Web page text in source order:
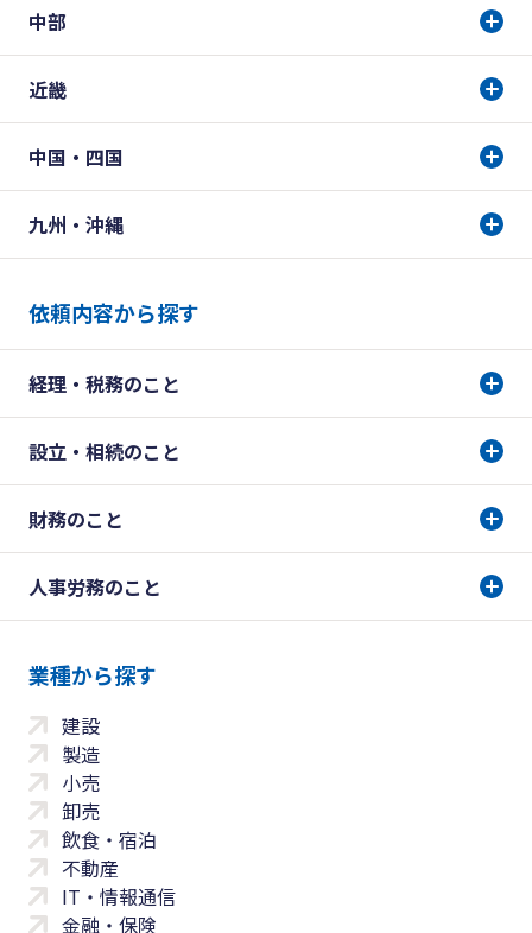
中部
近畿
中国・四国
九州・沖縄
依頼内容から探す
経理・税務のこと
設立・相続のこと
財務のこと
人事労務のこと
業種から探す
建設
製造
小売
卸売
飲食・宿泊
不動産
IT・情報通信
金融・保険